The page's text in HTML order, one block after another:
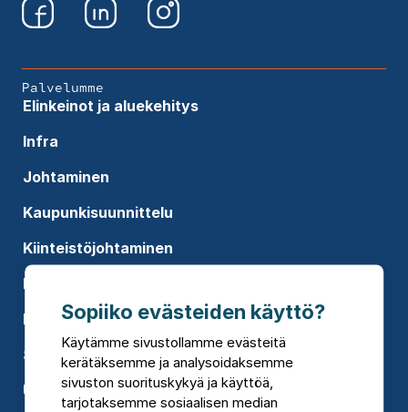
Palvelumme
Elinkeinot ja aluekehitys
Infra
Johtaminen
Kaupunkisuunnittelu
Kiinteistöjohtaminen
Koulutukset
Rakennusten suunnittelu
Sosiaali- ja terveyspalvelut
Uusiutuva energia
Sopiiko evästeiden käyttö?
Käytämme sivustollamme evästeitä
kerätäksemme ja analysoidaksemme
sivuston suorituskykyä ja käyttöä,
tarjotaksemme sosiaalisen median